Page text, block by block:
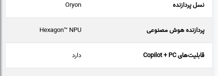
نسل پردازنده Oryon
پردازنده هوش مصنوعی Hexagon™ NPU
قابلیت‌های Copilot + PC دارد